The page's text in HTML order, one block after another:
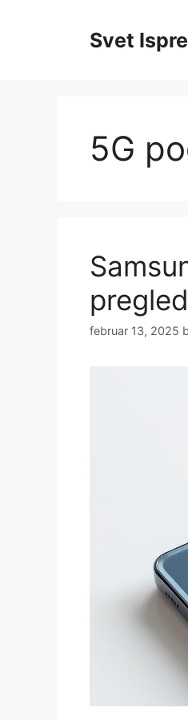
Svet
5G
februar 13, 2025